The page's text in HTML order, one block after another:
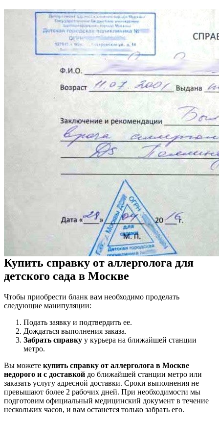
Купить справку от аллерголога для
детского сада в Москве
Чтобы приобрести бланк вам необходимо проделать
следующие манипуляции:
Подать заявку и подтвердить ее.
Дождаться выполнения заказа.
Забрать справку у курьера на ближайшей станции
метро.
Вы можете купить справку от аллерголога в Москве
недорого и с доставкой до ближайшей станции метро или
заказать услугу адресной доставки. Сроки выполнения не
превышают более 2 рабочих дней. При необходимости мы
подготовим официальный медицинский документ в течение
нескольких часов, и вам останется только забрать его.